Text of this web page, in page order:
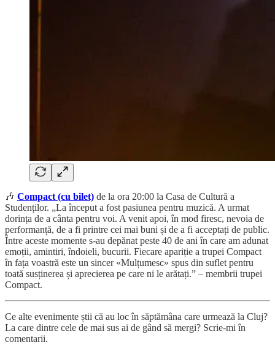
🎶 Compact (cu bilet) de la ora 20:00 la Casa de Cultură a
Studenților. „La început a fost pasiunea pentru muzică. A urmat
dorința de a cânta pentru voi. A venit apoi, în mod firesc, nevoia de
performanță, de a fi printre cei mai buni și de a fi acceptați de public.
Între aceste momente s-au depănat peste 40 de ani în care am adunat
emoții, amintiri, îndoieli, bucurii. Fiecare apariție a trupei Compact
în fața voastră este un sincer «Mulțumesc» spus din suflet pentru
toată susținerea și aprecierea pe care ni le arătați.” – membrii trupei
Compact.
Ce alte evenimente știi că au loc în săptămâna care urmează la Cluj?
La care dintre cele de mai sus ai de gând să mergi? Scrie-mi în
comentarii.